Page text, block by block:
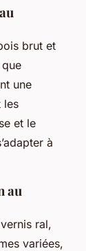
brut et
une
les
et le
à
au
ral,
variées,